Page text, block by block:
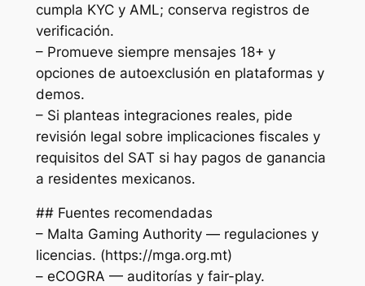
cumpla KYC y AML; conserva registros de
verificación.
– Promueve siempre mensajes 18+ y
opciones de autoexclusión en plataformas y
demos.
– Si planteas integraciones reales, pide
revisión legal sobre implicaciones fiscales y
requisitos del SAT si hay pagos de ganancia
a residentes mexicanos.
## Fuentes recomendadas
– Malta Gaming Authority — regulaciones y
licencias. (https://mga.org.mt)
– eCOGRA — auditorías y fair-play.